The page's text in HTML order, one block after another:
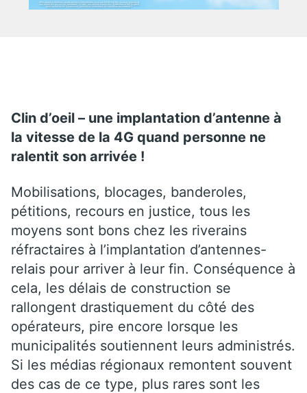
Clin d’oeil – une implantation d’antenne à
la vitesse de la 4G quand personne ne
ralentit son arrivée !
Mobilisations, blocages, banderoles,
pétitions, recours en justice, tous les
moyens sont bons chez les riverains
réfractaires à l’implantation d’antennes-
relais pour arriver à leur fin. Conséquence à
cela, les délais de construction se
rallongent drastiquement du côté des
opérateurs, pire encore lorsque les
municipalités soutiennent leurs administrés.
Si les médias régionaux remontent souvent
des cas de ce type, plus rares sont les